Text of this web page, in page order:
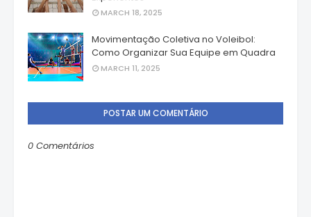
MARCH 18, 2025
Movimentação Coletiva no Voleibol:
Como Organizar Sua Equipe em Quadra
MARCH 11, 2025
POSTAR UM COMENTÁRIO
0 Comentários